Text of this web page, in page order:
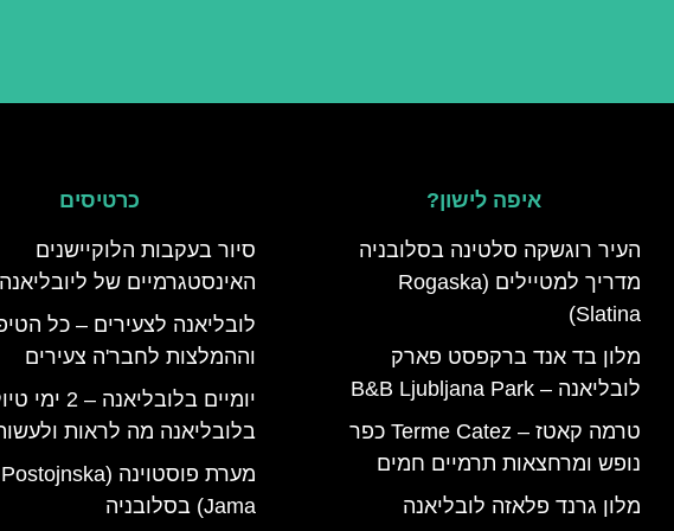
איפה לישון?
העיר רוגשקה סלטינה בסלובניה
מדריך למטיילים (Rogaska
Slatina)
מלון בד אנד ברקפסט פארק
לובליאנה – B&B Ljubljana Park
טרמה קאטז – Terme Catez כפר
נופש ומרחצאות תרמיים חמים
מלון גרנד פלאזה לובליאנה
כרטיסים
סיור בעקבות הלוקיישנים
האינסטגרמיים של ליובליאנה
לובליאנה לצעירים – כל
וההמלצות לחבר'ה צעירים
יומיים בלובליאנה – 2
בלובליאנה מה לראות
מערת פוסטוינה (Postojnska
Jama) בסלובניה